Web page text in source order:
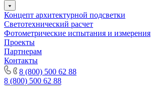
Концепт архитектурной подсветки
Светотехнический расчет
Фотометрические испытания и измерения
Проекты
Партнерам
Контакты
8 (800) 500 62 88
8 (800) 500 62 88